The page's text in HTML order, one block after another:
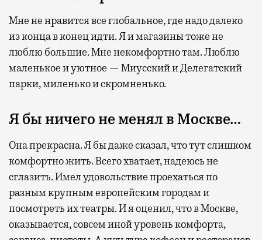
Мне не нравится все глобальное, где надо далеко
из конца в конец идти. Я и магазины тоже не
люблю большие. Мне некомфортно там. Люблю
маленькое и уютное — Миусский и Делегатский
парки, миленько и скромненько.
Я бы ничего не менял в Москве…
Она прекрасна. Я бы даже сказал, что тут слишком
комфортно жить. Всего хватает, надеюсь не
сглазить. Имел удовольствие проехаться по
разным крупным европейским городам и
посмотреть их театры. И я оценил, что в Москве,
оказывается, совсем иной уровень комфорта,